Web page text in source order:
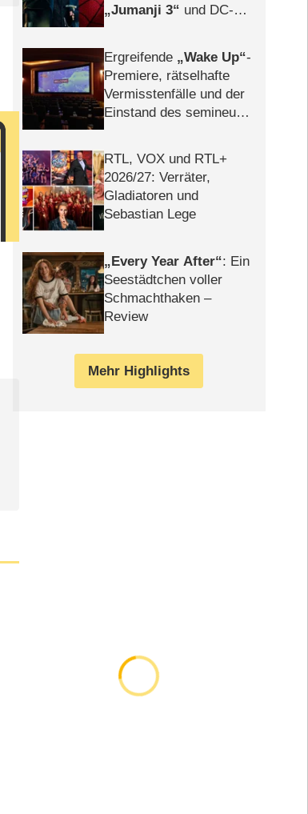
Jumanji 3
und DC-
Ergreifende
Wake Up -
Premiere, rätselhafte
Vermisstenfälle und der
Einstand des semineuen
RTL, VOX und RTL+
2026/​27: Verräter,
Gladiatoren und
Sebastian Lege
Every Year After : Ein
Seestädtchen voller
Schmachthaken –
Review
Mehr Highlights